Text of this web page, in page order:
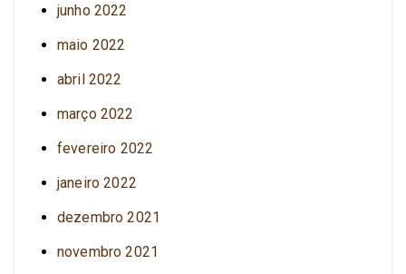
junho 2022
maio 2022
abril 2022
março 2022
fevereiro 2022
janeiro 2022
dezembro 2021
novembro 2021